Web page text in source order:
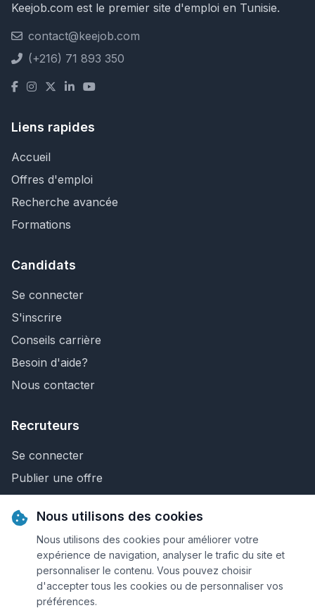
Keejob.com est le premier site d'emploi en Tunisie.
contact@keejob.com
(+216) 71 893 350
Liens rapides
Accueil
Offres d'emploi
Recherche avancée
Formations
Candidats
Se connecter
S'inscrire
Conseils carrière
Besoin d'aide?
Nous contacter
Recruteurs
Se connecter
Publier une offre
Nous contacter
© 2026 Keejob.com. Tous droits réservés.
Nous utilisons des cookies
Nous utilisons des cookies pour améliorer votre
expérience de navigation, analyser le trafic du site et
personnaliser le contenu. Vous pouvez choisir
d'accepter tous les cookies ou de personnaliser vos
préférences.